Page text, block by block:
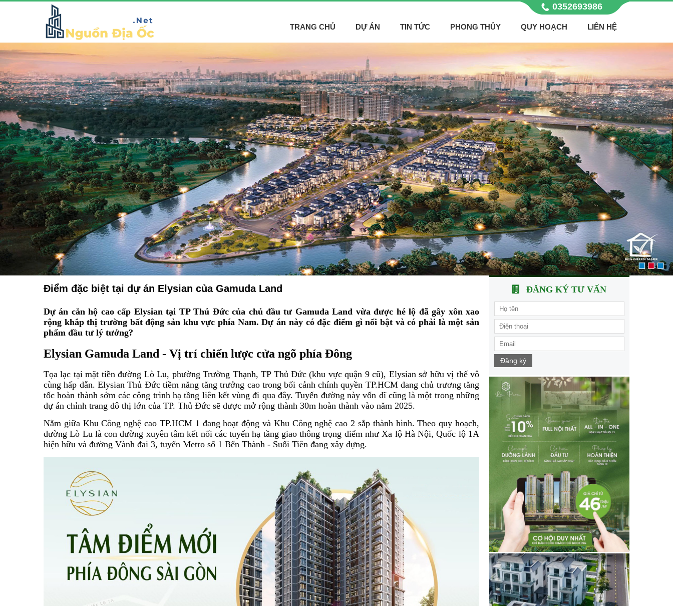
0352693986
TRANG CHỦ DỰ ÁN TIN TỨC PHONG THỦY QUY HOẠCH LIÊN HỆ
GLADIA BY THE WATERS
Vị trí đắc địa mặt tiền đường Võ Chí Công sầm uất, thuộc
phường Phú Hữu, quận 9, Tp Hồ Chí Minh. Dự án nhà
Khang Điền Gladia với quy mô 11,8 hecta, không chỉ là
không gian sống mà còn là biểu tượng đẳng cấp,
Điểm đặc biệt tại dự án Elysian của Gamuda Land
Dự án căn hộ cao cấp Elysian tại TP Thủ Đức của chủ đầu tư Gamuda Land vừa được hé lộ đã gây xôn xao
rộng khắp thị trường bất động sản khu vực phía Nam. Dự án này có đặc điểm gì nổi bật và có phải là một sản
phẩm đầu tư lý tưởng?
Elysian Gamuda Land - Vị trí chiến lược cửa ngõ phía Đông
Tọa lạc tại mặt tiền đường Lò Lu, phường Trường Thạnh, TP Thủ Đức (khu vực quận 9 cũ), Elysian sở hữu vị thế vô
cùng hấp dẫn.Elysian Thủ Đứctiềm năng tăng trưởng cao trong bối cảnh chính quyền TP.HCM đang chủ trương tăng
tốc hoàn thành sớm các công trình hạ tầng liên kết vùng đi qua đây. Tuyến đường này vốn dĩ cũng là một trong những
dự án chỉnh trang đô thị lớn của TP. Thủ Đức sẽ được mở rộng thành 30m hoàn thành vào năm 2025.
Nằm giữa Khu Công nghệ cao TP.HCM 1 đang hoạt động và Khu Công nghệ cao 2 sắp thành hình. Theo quy hoạch,
đường Lò Lu là con đường xuyên tâm kết nối các tuyến hạ tầng giao thông trọng điểm như Xa lộ Hà Nội, Quốc lộ 1A
hiện hữu và đường Vành đai 3, tuyến Metro số 1 Bến Thành - Suối Tiên đang xây dựng.
ĐĂNG KÝ TƯ VẤN
Đăng ký